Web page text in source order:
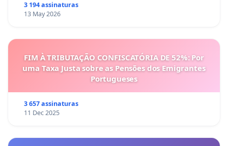
3 194 assinaturas
13 May 2026
FIM À TRIBUTAÇÃO CONFISCATÓRIA DE 52%: Por
uma Taxa Justa sobre as Pensões dos Emigrantes
Portugueses
3 657 assinaturas
11 Dec 2025